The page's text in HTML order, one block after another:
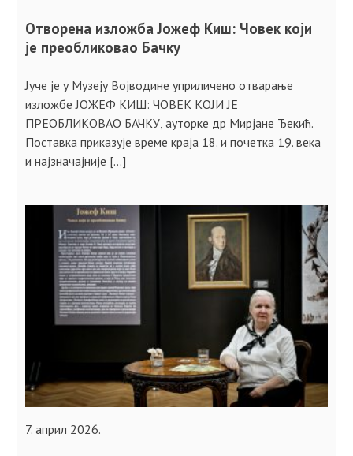
Отворена изложба Јожеф Киш: Човек који
је преобликовао Бачку
Јуче је у Музеју Војводине уприличено отварање
изложбе ЈОЖЕФ КИШ: ЧОВЕК КОЈИ ЈЕ
ПРЕОБЛИКОВАО БАЧКУ, ауторке др Мирјане Ђекић.
Поставка приказује време краја 18. и почетка 19. века
и најзначајније […]
7. април 2026.